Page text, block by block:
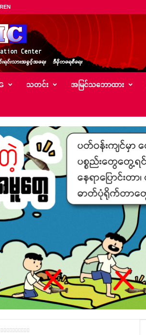
သတင်း အမြင်သ‌ဘောထား
ၤဘူၣ်ကစၢ်